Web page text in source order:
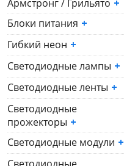
Армстронг / Грильято +
Блоки питания +
Гибкий неон +
Светодиодные лампы +
Светодиодные ленты +
Светодиодные
прожекторы +
Светодиодные модули +